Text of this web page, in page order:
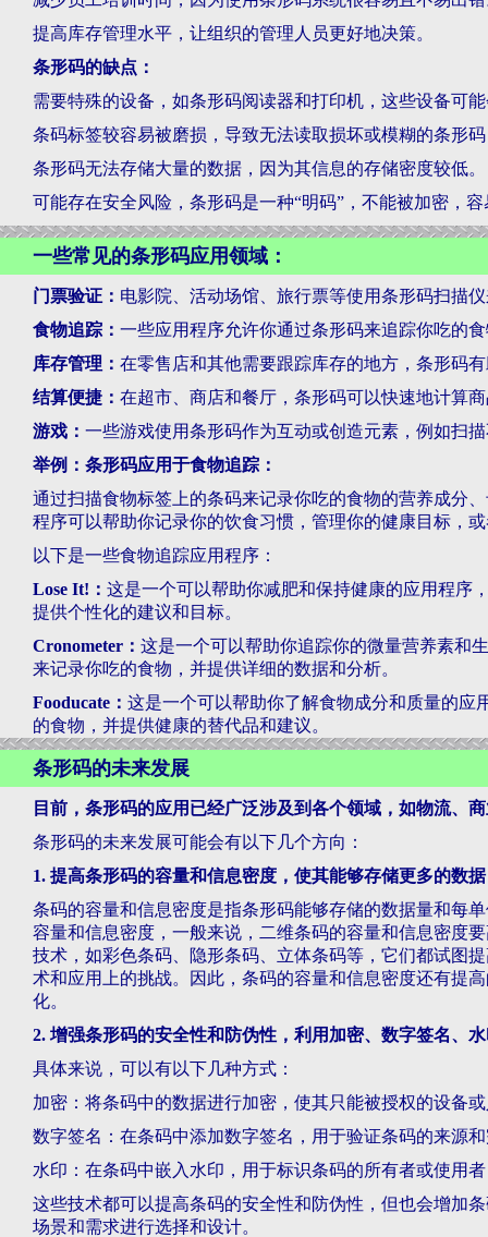
提高库存管理水平，让组织的管理人员更好地决策。
条形码的缺点：
需要特殊的设备，如条形码阅读器和打印机，这些设备可
条码标签较容易被磨损，导致无法读取损坏或模糊的条形
条形码无法存储大量的数据，因为其信息的存储密度较低。
可能存在安全风险，条形码是一种“明码”，不能被加密，
一些常见的条形码应用领域：
门票验证： 电影院、活动场馆、旅行票等使用条形码扫描
食物追踪： 一些应用程序允许你通过条形码来追踪你吃的
库存管理： 在零售店和其他需要跟踪库存的地方，条形码
结算便捷： 在超市、商店和餐厅，条形码可以快速地计算
游戏： 一些游戏使用条形码作为互动或创造元素，例如扫
举例：条形码应用于食物追踪：
通过扫描食物标签上的条码来记录你吃的食物的营养成分
程序可以帮助你记录你的饮食习惯，管理你的健康目标，
以下是一些食物追踪应用程序：
Lose It!： 这是一个可以帮助你减肥和保持健康的应用程序
提供个性化的建议和目标。
Cronometer： 这是一个可以帮助你追踪你的微量营养素和
来记录你吃的食物，并提供详细的数据和分析。
Fooducate： 这是一个可以帮助你了解食物成分和质量的应
的食物，并提供健康的替代品和建议。
条形码的未来发展
目前，条形码的应用已经广泛涉及到各个领域，如物流、
条形码的未来发展可能会有以下几个方向：
1. 提高条形码的容量和信息密度，使其能够存储更多的数
条码的容量和信息密度是指条形码能够存储的数据量和每
容量和信息密度，一般来说，二维条码的容量和信息密度
技术，如彩色条码、隐形条码、立体条码等，它们都试图
术和应用上的挑战。因此，条码的容量和信息密度还有提
化。
2. 增强条形码的安全性和防伪性，利用加密、数字签名、
具体来说，可以有以下几种方式：
加密：将条码中的数据进行加密，使其只能被授权的设备
数字签名：在条码中添加数字签名，用于验证条码的来源
水印：在条码中嵌入水印，用于标识条码的所有者或使用
这些技术都可以提高条码的安全性和防伪性，但也会增加
场景和需求进行选择和设计。